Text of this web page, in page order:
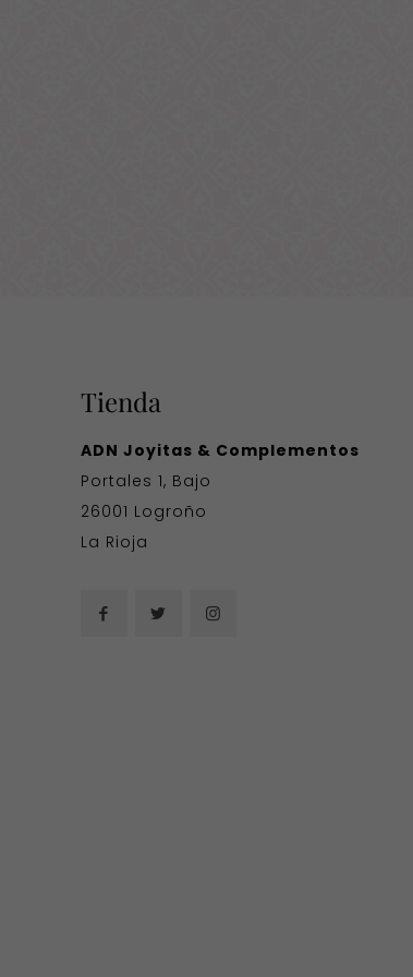
Tienda
ADN Joyitas & Complementos
Portales 1, Bajo
26001 Logroño
La Rioja